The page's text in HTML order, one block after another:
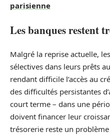
parisienne
Les banques restent
Malgré la reprise actuelle,
sélectives dans leurs prêts
rendant difficile l’accès au
des difficultés persistantes
court terme – dans une
doivent financer leur
trésorerie reste un